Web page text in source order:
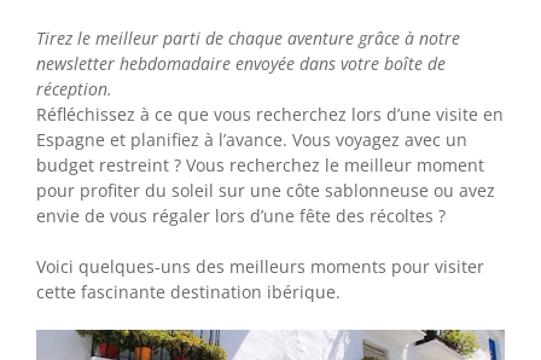
Tirez le meilleur parti de chaque aventure grâce à notre
newsletter hebdomadaire envoyée dans votre boîte de
réception.
Réfléchissez à ce que vous recherchez lors d’une visite en
Espagne et planifiez à l’avance. Vous voyagez avec un
budget restreint ? Vous recherchez le meilleur moment
pour profiter du soleil sur une côte sablonneuse ou avez
envie de vous régaler lors d’une fête des récoltes ?
Voici quelques-uns des meilleurs moments pour visiter
cette fascinante destination ibérique.